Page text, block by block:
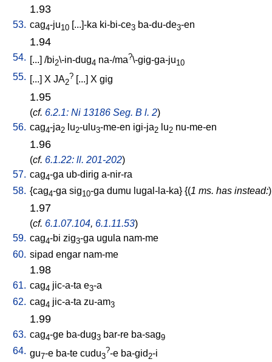
1.93
53. cag4-ju10 [...]-ka ki-bi-ce3 ba-du-de3-en
1.94
54. [...] /bi2\-in-dug4 na-/ma?\-gig-ga-ju10
55. [...] X JA2
? [...] X gig
1.95
(cf. 6.2.1: Ni 13186 Seg. B l. 2)
56. cag4-ja2 lu2-ulu3-me-en igi-ja2 lu2 nu-me-en
1.96
(cf. 6.1.22: ll. 201-202)
57. cag4-ga ub-dirig a-nir-ra
58. {cag4-ga sig10-ga dumu lugal-la-ka} {(1 ms. has instead:
1.97
(cf. 6.1.07.104, 6.1.11.53)
59. cag4-bi zig3-ga ugula nam-me
60. sipad engar nam-me
1.98
61. cag4 jic-a-ta e3-a
62. cag4 jic-a-ta zu-am3
1.99
63. cag4-ge ba-dug3 bar-re ba-sag9
64. gu7-e ba-te cudu3
?-e ba-gid2-i